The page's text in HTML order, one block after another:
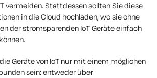
vermeiden. Stattdessen sollten Sie diese
in die Cloud hochladen, wo sie ohne
der stromsparenden IoT Geräte einfach
Geräte von IoT nur mit einem möglichen
sein: entweder über